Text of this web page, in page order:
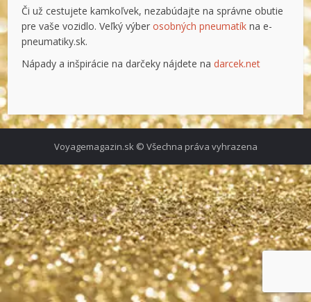
Či už cestujete kamkoľvek, nezabúdajte na správne obutie
pre vaše vozidlo. Veľký výberosobných pneumatík na e-
pneumatiky.sk.
Nápady a inšpirácie na darčeky nájdete nadarcek.net
Voyagemagazin.sk © Všechna práva vyhrazena